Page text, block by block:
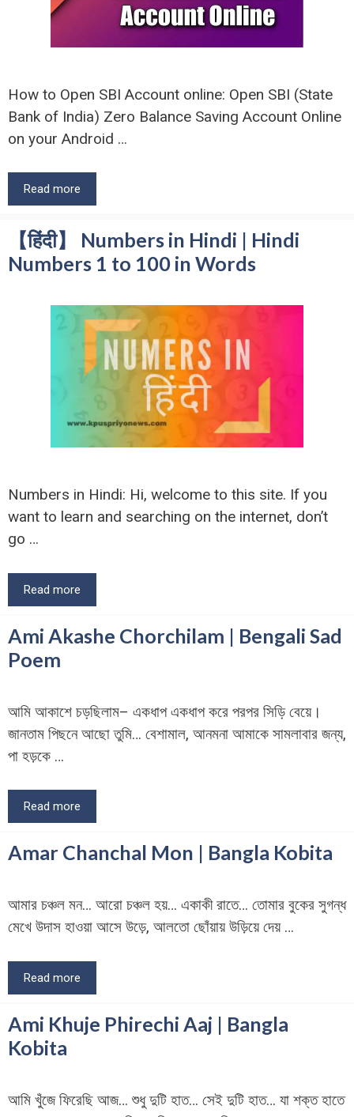
How to Open SBI Account online: Open SBI (State
Bank of India) Zero Balance Saving Account Online
on your Android …
Read more
【हिंदी】 Numbers in Hindi | Hindi
Numbers 1 to 100 in Words
Numbers in Hindi: Hi, welcome to this site. If you
want to learn and searching on the internet, don’t
go …
Read more
Ami Akashe Chorchilam | Bengali Sad
Poem
আমি আকাশে চড়ছিলাম– একধাপ একধাপ করে পরপর সিড়ি বেয়ে।
জানতাম পিছনে আছো তুমি… বেশামাল, আনমনা আমাকে সামলাবার জন্য,
পা হড়কে …
Read more
Amar Chanchal Mon | Bangla Kobita
আমার চঞ্চল মন… আরো চঞ্চল হয়… একাকী রাতে… তোমার বুকের সুগন্ধ
মেখে উদাস হাওয়া আসে উড়ে, আলতো ছোঁয়ায় উড়িয়ে দেয় …
Read more
Ami Khuje Phirechi Aaj | Bangla
Kobita
আমি খুঁজে ফিরেছি আজ… শুধু দুটি হাত… সেই দুটি হাত… যা শক্ত হাতে